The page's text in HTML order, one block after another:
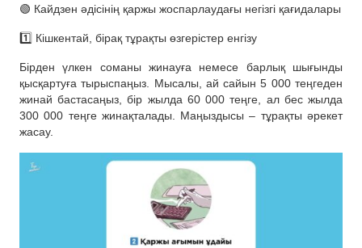
🟢 Кайдзен әдісінің қаржы жоспарлаудағы негізгі қағидалары
1️⃣ Кішкентай, бірақ тұрақты өзгерістер енгізу
Бірден үлкен соманы жинауға немесе барлық шығынды
қысқартуға тырыспаңыз. Мысалы, ай сайын 5 000 теңгеден
жинай бастасаңыз, бір жылда 60 000 теңге, ал бес жылда
300 000 теңге жинақталады. Маңыздысы – тұрақты әрекет
жасау.